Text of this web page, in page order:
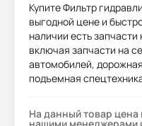
КупитеФильтр
выгодной цене и
наличии есть
включая запчасти на
автомобилей,
подъемная
На данный товар цена